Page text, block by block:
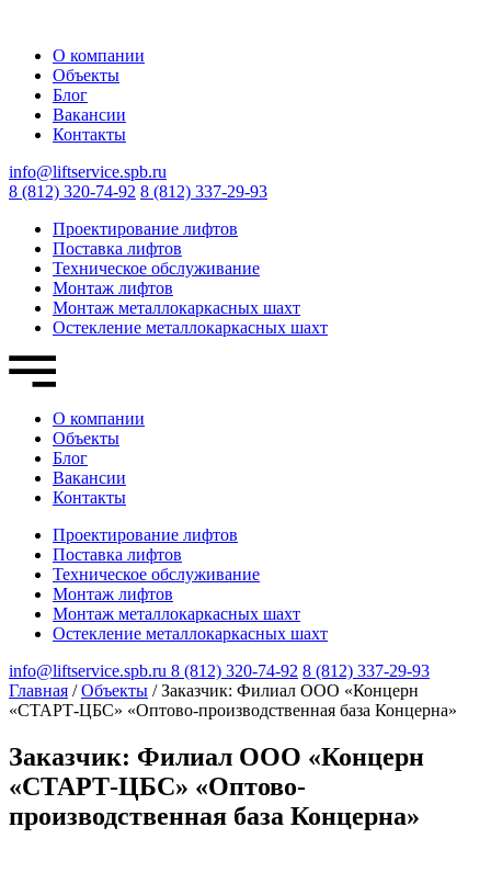
О компании
Объекты
Блог
Вакансии
Контакты
info@liftservice.spb.ru
8 (812) 320-74-92 8 (812) 337-29-93
Проектирование лифтов
Поставка лифтов
Техническое обслуживание
Монтаж лифтов
Монтаж металлокаркасных шахт
Остекление металлокаркасных шахт
О компании
Объекты
Блог
Вакансии
Контакты
Проектирование лифтов
Поставка лифтов
Техническое обслуживание
Монтаж лифтов
Монтаж металлокаркасных шахт
Остекление металлокаркасных шахт
info@liftservice.spb.ru 8 (812) 320-74-92 8 (812) 337-29-93
Главная /Объекты /Заказчик: Филиал ООО «Концерн
«СТАРТ-ЦБС» «Оптово-производственная база Концерна»
Заказчик: Филиал ООО «Концерн
«СТАРТ-ЦБС» «Оптово-
производственная база Концерна»